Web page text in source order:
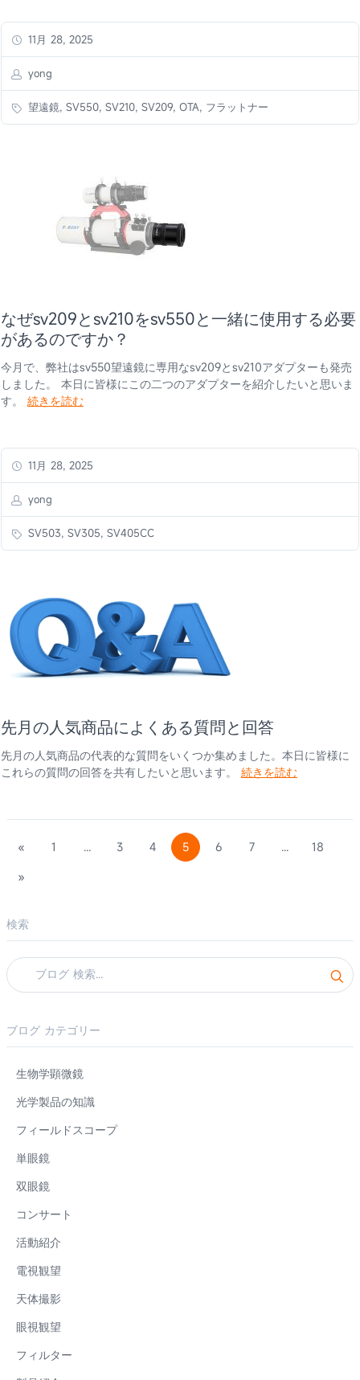
11月 28, 2025
yong
望遠鏡, SV550, SV210, SV209, OTA, フラットナー
なぜsv209とsv210をsv550と一緒に使用する必要
があるのですか？
今月で、弊社はsv550望遠鏡に専用なsv209とsv210アダプターも発売
しました。 本日に皆様にこの二つのアダプターを紹介したいと思いま
す。 続きを読む
11月 28, 2025
yong
SV503, SV305, SV405CC
先月の人気商品によくある質問と回答
先月の人気商品の代表的な質問をいくつか集めました。本日に皆様に
これらの質問の回答を共有したいと思います。 続きを読む
« 1 ... 3 4 5 6 7 ...
18
»
検索
ブログ カテゴリー
生物学顕微鏡
光学製品の知識
フィールドスコープ
単眼鏡
双眼鏡
コンサート
活動紹介
電視観望
天体撮影
眼視観望
フィルター